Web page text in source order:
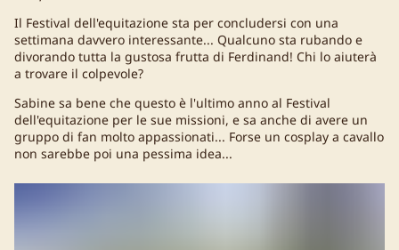
Il Festival dell'equitazione sta per concludersi con una
settimana davvero interessante... Qualcuno sta rubando e
divorando tutta la gustosa frutta di Ferdinand! Chi lo aiuterà
a trovare il colpevole?
Sabine sa bene che questo è l'ultimo anno al Festival
dell'equitazione per le sue missioni, e sa anche di avere un
gruppo di fan molto appassionati... Forse un cosplay a cavallo
non sarebbe poi una pessima idea...